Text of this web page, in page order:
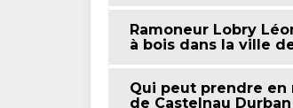
Ramoneur Lobry
à bois dans la ville
Qui peut prendre en
de Castelnau